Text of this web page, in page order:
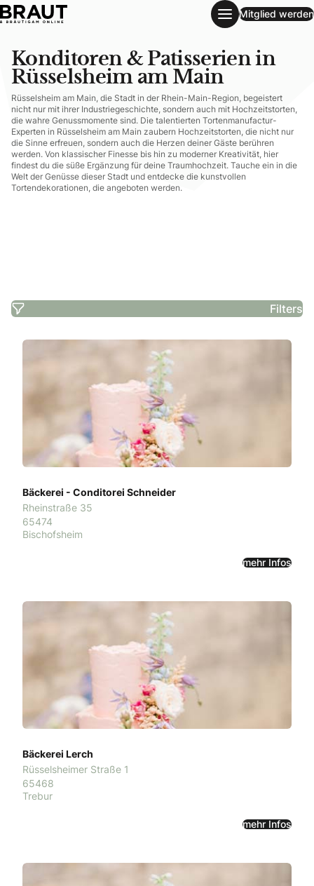
Konditoren & Patisserien in Rüsselsheim am Main
Mitglied werden
Konditoren & Patisserien in
Rüsselsheim am Main
Rüsselsheim am Main, die Stadt in der Rhein-Main-Region, begeistert
nicht nur mit ihrer Industriegeschichte, sondern auch mit Hochzeitstorten,
die wahre Genussmomente sind. Die talentierten Tortenmanufactur-
Experten in Rüsselsheim am Main zaubern Hochzeitstorten, die nicht nur
die Sinne erfreuen, sondern auch die Herzen deiner Gäste berühren
werden. Von klassischer Finesse bis hin zu moderner Kreativität, hier
findest du die süße Ergänzung für deine Traumhochzeit. Tauche ein in die
Welt der Genüsse dieser Stadt und entdecke die kunstvollen
Tortendekorationen, die angeboten werden.
Filters
Bäckerei - Conditorei Schneider
Rheinstraße 35
65474
Bischofsheim
mehr Infos
Bäckerei Lerch
Rüsselsheimer Straße 1
65468
Trebur
mehr Infos